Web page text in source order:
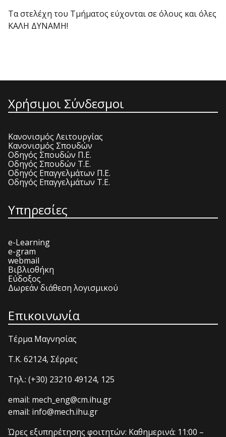
Τα στελέχη του Τμήματος εύχονται σε όλους και όλες
ΚΑΛΗ ΔΥΝΑΜΗ!
Χρήσιμοι Σύνδεσμοι
Κανονισμός Λειτουργίας
Κανονισμός Σπουδών
Οδηγός Σπουδών Π.Ε.
Οδηγός Σπουδών Τ.Ε.
Οδηγός Επαγγελμάτων Π.Ε.
Οδηγός Επαγγελμάτων Τ.Ε.
Υπηρεσίες
e-Learning
e-gram
webmail
Βιβλιοθήκη
Εύδοξος
Δωρεάν διάθεση λογισμικού
Επικοινωνία
Τέρμα Μαγνησίας
T.K. 62124, Σέρρες
Τηλ.: (+30) 23210 49124, 125
email: mech_eng@cm.ihu.gr
email: info@mech.ihu.gr
Ώρες εξυπηρέτησης φοιτητών: Καθημερινά: 11:00 –